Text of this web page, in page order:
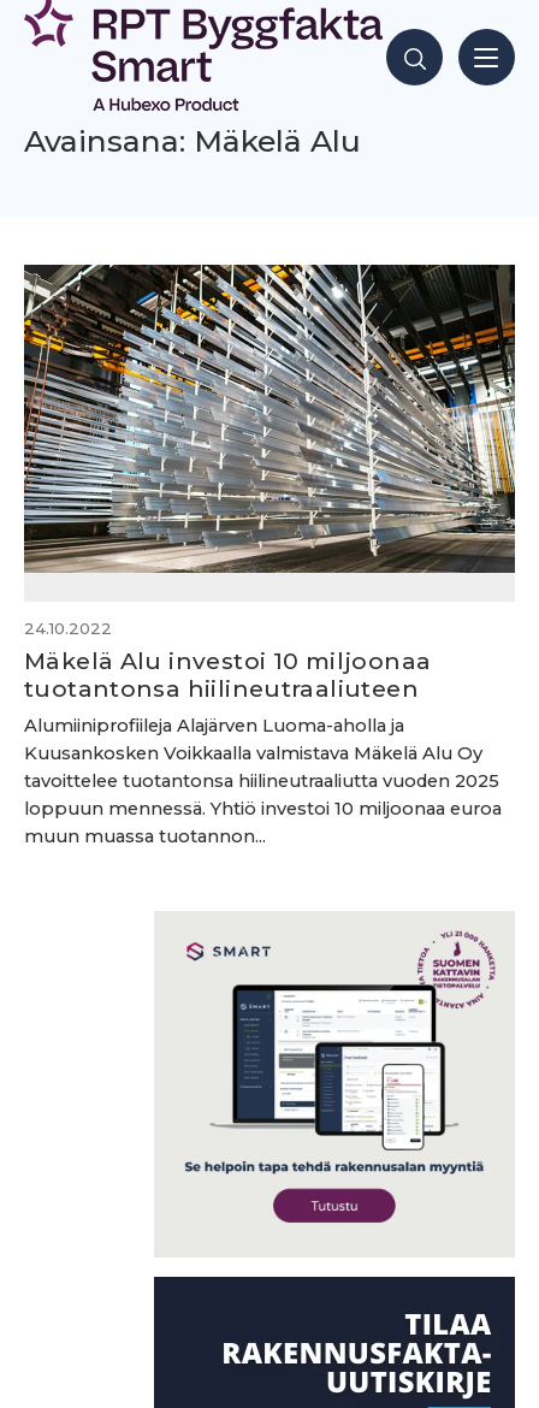
Siirry
sisältöön
Hae sisältöjä
Avainsana: Mäkelä Alu
24.10.2022
Mäkelä Alu investoi 10 miljoonaa
tuotantonsa hiilineutraaliuteen
Alumiiniprofiileja Alajärven Luoma-aholla ja
Kuusankosken Voikkaalla valmistava Mäkelä Alu Oy
tavoittelee tuotantonsa hiilineutraaliutta vuoden 2025
loppuun mennessä. Yhtiö investoi 10 miljoonaa euroa
muun muassa tuotannon...